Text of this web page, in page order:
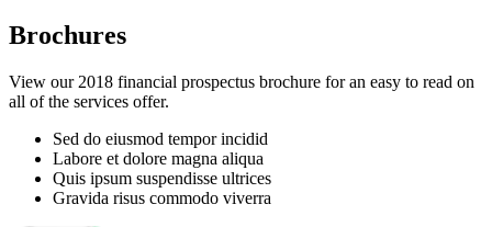
Brochures
View our 2018 financial prospectus brochure for an easy to read on
all of the services offer.
Sed do eiusmod tempor incidid
Labore et dolore magna aliqua
Quis ipsum suspendisse ultrices
Gravida risus commodo viverra